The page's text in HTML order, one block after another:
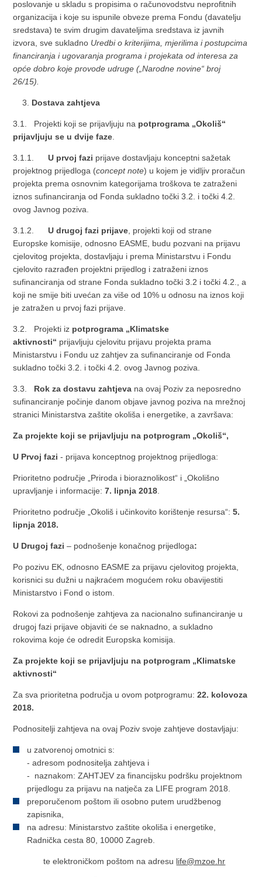
poslovanje u skladu s propisima o računovodstvu neprofitnih
organizacija i koje su ispunile obveze prema Fondu (davatelju
sredstava) te svim drugim davateljima sredstava iz javnih
izvora, sve sukladno Uredbi o kriterijima, mjerilima i postupcima
financiranja i ugovaranja programa i projekata od interesa za
opće dobro koje provode udruge („Narodne novine“ broj
26/15).
Dostava zahtjeva
3.1. Projekti koji se prijavljuju na potprograma „Okoliš“
prijavljuju se u dvije faze
3.1.1.U prvoj fazi prijave dostavljaju konceptni sažetak
projektnog prijedloga (concept note) u kojem je vidljiv proračun
projekta prema osnovnim kategorijama troškova te zatraženi
iznos sufinanciranja od Fonda sukladno točki 3.2. i točki 4.2.
ovog Javnog poziva.
3.1.2.U drugoj fazi prijave , projekti koji od strane
Europske komisije, odnosno EASME, budu pozvani na prijavu
cjelovitog projekta, dostavljaju i prema Ministarstvu i Fondu
cjelovito razrađen projektni prijedlog i zatraženi iznos
sufinanciranja od strane Fonda sukladno točki 3.2 i točki 4.2., a
koji ne smije biti uvećan za više od 10% u odnosu na iznos koji
je zatražen u prvoj fazi prijave.
3.2. Projekti iz potprograma „Klimatske
aktivnosti“ prijavljuju cjelovitu prijavu projekta prama
Ministarstvu i Fondu uz zahtjev za sufinanciranje od Fonda
sukladno točki 3.2. i točki 4.2. ovog Javnog poziva.
3.3. Rok za dostavu zahtjeva na ovaj Poziv za neposredno
sufinanciranje počinje danom objave javnog poziva na mrežnoj
stranici Ministarstva zaštite okoliša i energetike, a završava:
Za projekte koji se prijavljuju na potprogram „Okoliš“,
U Prvoj fazi - prijava konceptnog projektnog prijedloga:
Prioritetno područje „Priroda i bioraznolikost“ i „Okolišno
upravljanje i informacije:7. lipnja 2018
Prioritetno područje „Okoliš i učinkovito korištenje resursa“:5.
lipnja 2018.
U Drugoj fazi – podnošenje konačnog prijedloga:
Po pozivu EK, odnosno EASME za prijavu cjelovitog projekta,
korisnici su dužni u najkraćem mogućem roku obavijestiti
Ministarstvo i Fond o istom.
Rokovi za podnošenje zahtjeva za nacionalno sufinanciranje u
drugoj fazi prijave objaviti će se naknadno, a sukladno
rokovima koje će odredit Europska komisija.
Za projekte koji se prijavljuju na potprogram „Klimatske
aktivnosti“
Za sva prioritetna područja u ovom potprogramu:22. kolovoza
2018.
Podnositelji zahtjeva na ovaj Poziv svoje zahtjeve dostavljaju:
u zatvorenoj omotnici s:
- adresom podnositelja zahtjeva i
- naznakom: ZAHTJEV za financijsku podršku projektnom
prijedlogu za prijavu na natječa za LIFE program 2018.
preporučenom poštom ili osobno putem urudžbenog
zapisnika,
na adresu: Ministarstvo zaštite okoliša i energetike,
Radnička cesta 80, 10000 Zagreb.
te elektroničkom poštom na adresu life@mzoe.hr